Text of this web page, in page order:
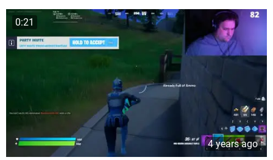
0:21
4 years ago